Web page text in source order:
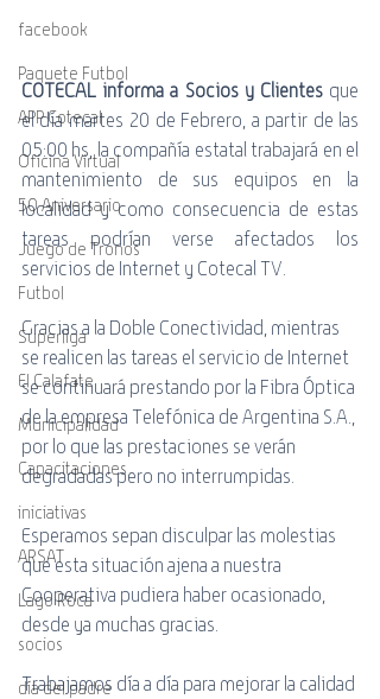
facebook
Paquete Futbol
APP Cotecal
Oficina Virtual
50 Aniversario
Juego de Tronos
Futbol
Superliga
El Calafate
Municipalidad
Capacitaciones
iniciativas
ARSAT
Lago Roca
socios
día del padre
COTECAL informa a Socios y Clientes que
el día martes 20 de Febrero, a partir de las
05:00 hs, la compañía estatal trabajará en el
mantenimiento de sus equipos en la
localidad y como consecuencia de estas
tareas podrían verse afectados los
servicios de Internet y Cotecal TV.
Gracias a la Doble Conectividad, mientras
se realicen las tareas el servicio de Internet
se continuará prestando por la Fibra Óptica
de la empresa Telefónica de Argentina S.A.,
por lo que las prestaciones se verán
degradadas pero no interrumpidas.
Esperamos sepan disculpar las molestias
que esta situación ajena a nuestra
Cooperativa pudiera haber ocasionado,
desde ya muchas gracias.
Trabajamos día a día para mejorar la calidad